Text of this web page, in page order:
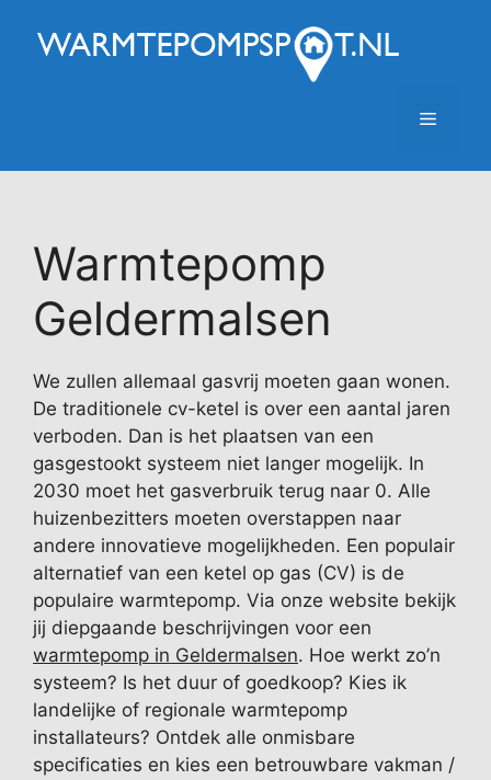
naar
Menu
Warmtepomp
Geldermalsen
We zullen allemaal gasvrij moeten gaan wonen.
De traditionele cv-ketel is over een aantal jaren
verboden. Dan is het plaatsen van een
gasgestookt systeem niet langer mogelijk. In
2030 moet het gasverbruik terug naar 0. Alle
huizenbezitters moeten overstappen naar
andere innovatieve mogelijkheden. Een populair
alternatief van een ketel op gas (CV) is de
populaire warmtepomp. Via onze website bekijk
jij diepgaande beschrijvingen voor een
warmtepomp in Geldermalsen. Hoe werkt zo’n
systeem? Is het duur of goedkoop? Kies ik
landelijke of regionale warmtepomp
installateurs? Ontdek alle onmisbare
specificaties en kies een betrouwbare vakman /